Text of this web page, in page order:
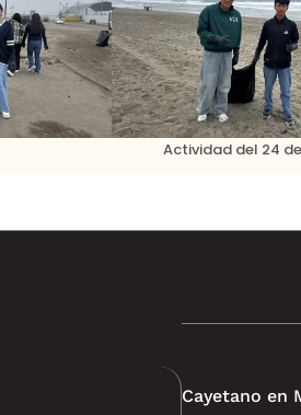
Actividad del 24
Cayetano en